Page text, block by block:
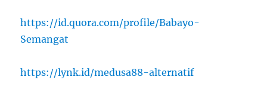
https://id.quora.com/profile/Babayo-
Semangat
https://lynk.id/medusa88-alternatif